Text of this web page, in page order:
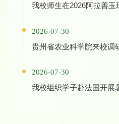
我校师生在2026阿拉善玉
2026-07-30
贵州省农业科学院来校调
2026-07-30
我校组织学子赴法国开展